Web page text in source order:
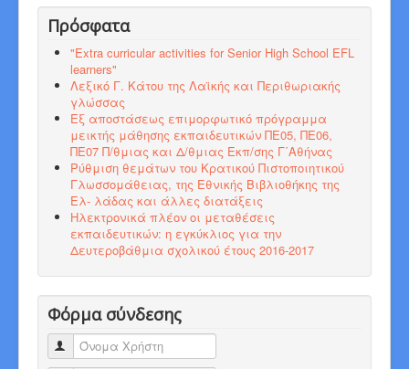
Πρόσφατα
"Εxtra curricular activities for Senior High School EFL
learners"
Λεξικό Γ. Κάτου της Λαϊκής και Περιθωριακής
γλώσσας
Εξ αποστάσεως επιμορφωτικό πρόγραμμα
μεικτής μάθησης εκπαιδευτικών ΠΕ05, ΠΕ06,
ΠΕ07 Π/θμιας και Δ/θμιας Εκπ/σης Γ΄Αθήνας
Ρύθμιση θεμάτων του Κρατικού Πιστοποιητικού
Γλωσσομάθειας, της Εθνικής Βιβλιοθήκης της
Ελ- λάδας και άλλες διατάξεις
Ηλεκτρονικά πλέον οι μεταθέσεις
εκπαιδευτικών: η εγκύκλιος για την
Δευτεροβάθμια σχολικού έτους 2016-2017
Φόρμα σύνδεσης
Όνομα Χρήστη